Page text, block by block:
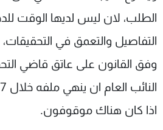
الطلب، لان ليس لديها الوقت
التفاصيل والتعمق في
وفق القانون على عاتق قاضي
اذا كان هناك موقوفون.